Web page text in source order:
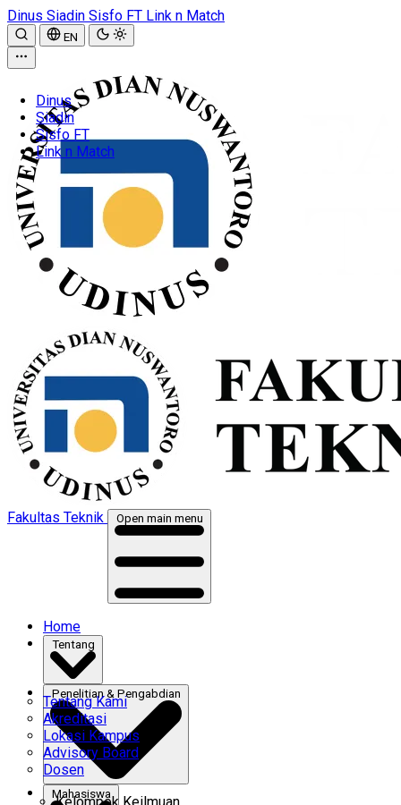
Dinus Siadin Sisfo FT Link n Match
EN
Dinus
Siadin
Sisfo FT
Link n Match
Fakultas Teknik Open main menu
Home
Tentang Kami
Akreditasi
Lokasi Kampus
Advisory Board
Dosen
Mahasiswa